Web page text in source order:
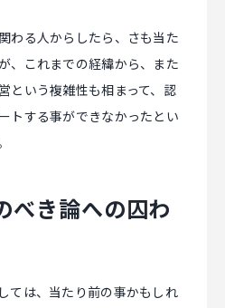
わる人からしたら、さも当た
、これまでの経緯から、また
という複雑性も相まって、認
トする事ができなかったとい
べき論への囚わ
ては、当たり前の事かもしれ